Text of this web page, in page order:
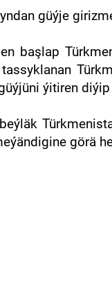
güýje
başlap
ýitiren
görä